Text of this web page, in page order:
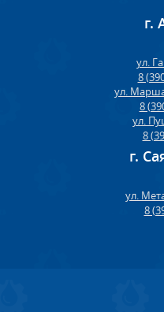
г.
ул.
8
ул.
8
ул.
8
г.
ул.
8